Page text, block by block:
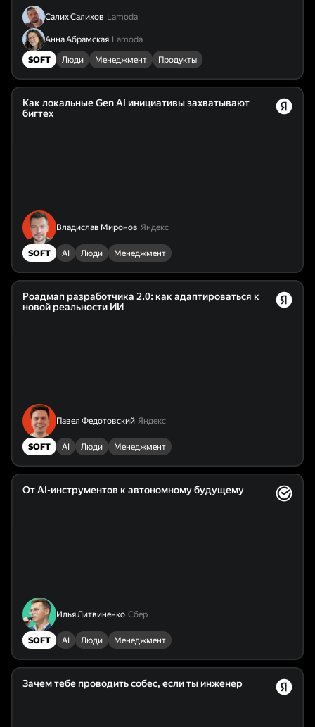
Салих Салихов Lamoda
Анна Абрамская Lamoda
SOFT Люди Менеджмент Продукты
Как локальные Gen AI инициативы захватывают
бигтех
Владислав Миронов Яндекс
SOFT AI Люди Менеджмент
Роадмап разработчика 2.0: как адаптироваться к
новой реальности ИИ
Павел Федотовский Яндекс
SOFT AI Люди Менеджмент
От AI-инструментов к автономному будущему
Илья Литвиненко Сбер
SOFT AI Люди Менеджмент
Зачем тебе проводить собес, если ты инженер